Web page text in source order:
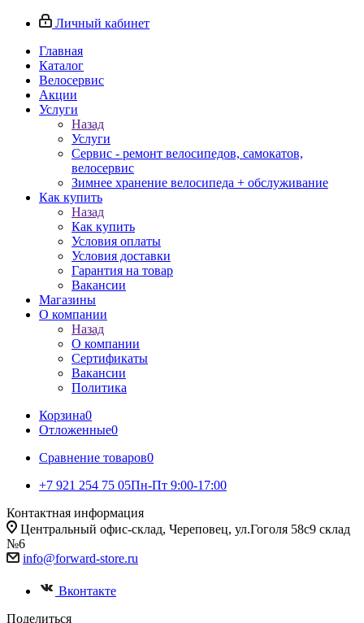
Личный кабинет
Главная
Каталог
Велосервис
Акции
Услуги
Назад
Услуги
Сервис - ремонт велосипедов, самокатов,
велосервис
Зимнее хранение велосипеда + обслуживание
Как купить
Назад
Как купить
Условия оплаты
Условия доставки
Гарантия на товар
Вакансии
Магазины
О компании
Назад
О компании
Сертификаты
Вакансии
Политика
Корзина0
Отложенные0
Сравнение товаров0
+7 921 254 75 05Пн-Пт 9:00-17:00
Контактная информация
Центральный офис-склад, Череповец, ул.Гоголя 58с9 склад
№6
info@forward-store.ru
Вконтакте
Поделиться